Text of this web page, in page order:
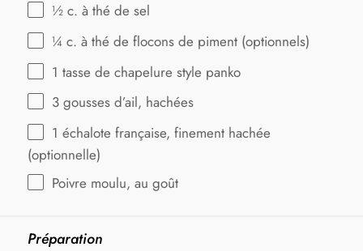
½ c. à thé de sel
¼ c. à thé de flocons de piment (optionnels)
1 tasse de chapelure style panko
3 gousses d’ail, hachées
1 échalote française, finement hachée
(optionnelle)
Poivre moulu, au goût
Préparation